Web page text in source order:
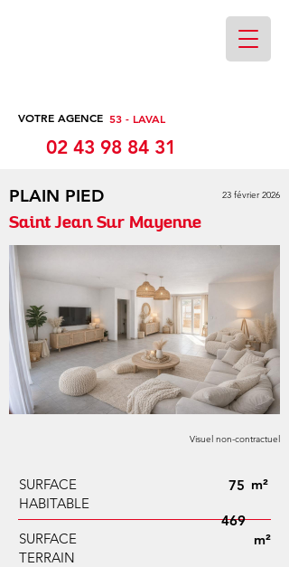
VOTRE AGENCE 53 - LAVAL
02 43 98 84 31
PLAIN PIED 23 février 2026
Saint Jean Sur Mayenne
Visuel non-contractuel
SURFACE
HABITABLE
75
SURFACE
TERRAIN
m²
469
m²